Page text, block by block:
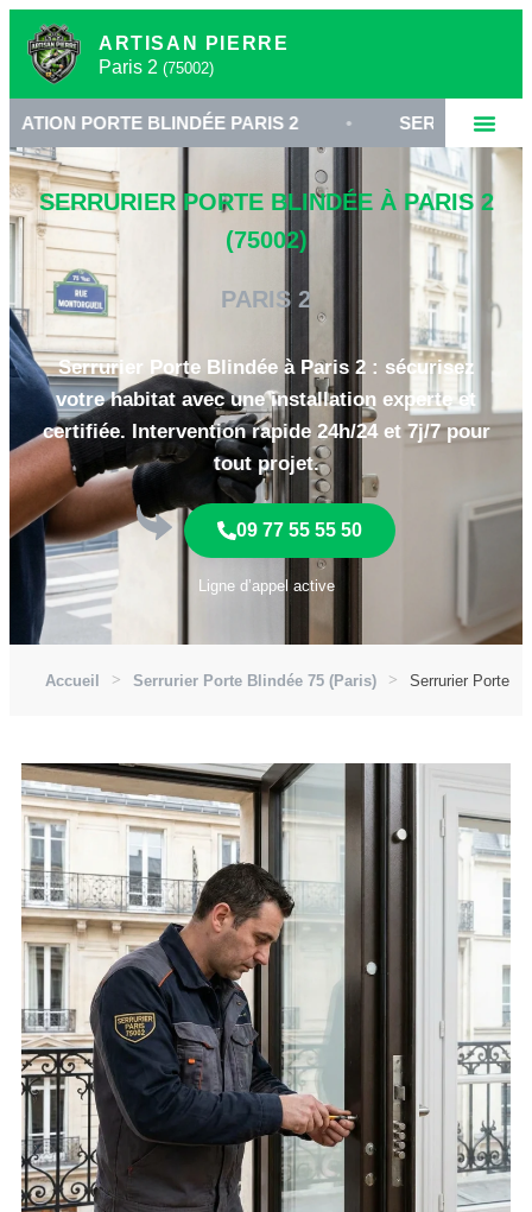
ARTISAN PIERRE
Paris 2 (75002)
BLINDÉE PARIS 2 • SERRURERIE HAUTE
SERRURIER PORTE BLINDÉE À PARIS 2
(75002)
PARIS 2
Serrurier Porte Blindée à Paris 2 : sécurisez
votre habitat avec une installation experte et
certifiée. Intervention rapide 24h/24 et 7j/7 pour
tout projet.
09 77 55 55 50
Ligne d’appel active
Accueil Serrurier Porte Blindée 75 (Paris) Serrurier Porte